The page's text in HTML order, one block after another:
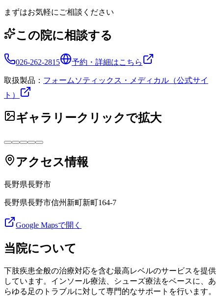
まずはお気軽にご相談ください
この院に相談する
026-262-2815 予約・詳細はこちら
取扱製品： フォームソティックス・メディカル（公式サイ
ト）
ギャラリークリックで拡大
アクセス情報
長野県長野市
長野県長野市信州新町新町164-7
Google Mapsで開く
当院について
下肢疾患全般の治療対応を含む最高レベルのサービスを提供
しています。インソール療法、シューズ療法をベースに、あ
らゆる足のトラブルに対して専門的なサポートを行います。